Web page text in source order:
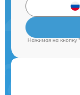
Нажимая на кнопку